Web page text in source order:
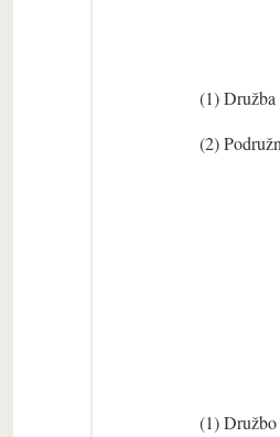
(1) Družba
(2)
(1) Družbo